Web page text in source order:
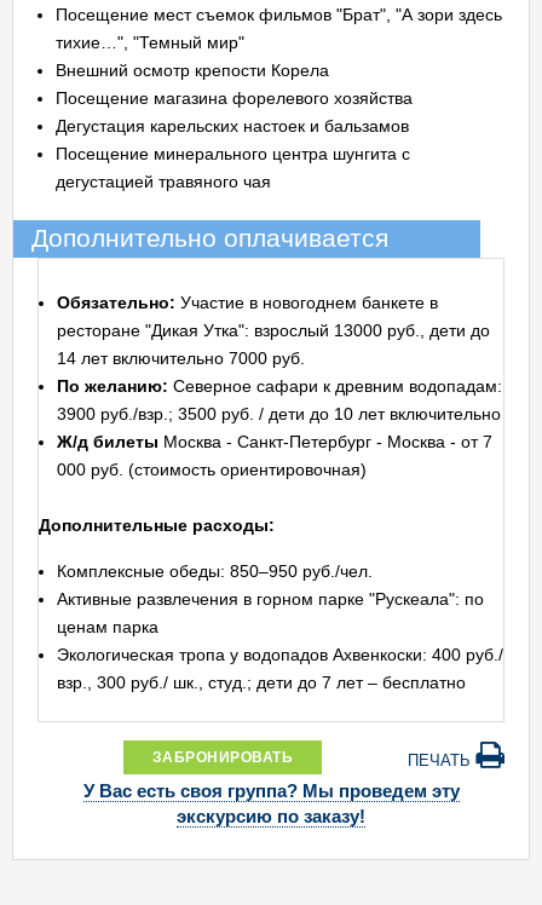
Посещение мест съемок фильмов "Брат", "А зори здесь
тихие…", "Темный мир"
Внешний осмотр крепости Корела
Посещение магазина форелевого хозяйства
Дегустация карельских настоек и бальзамов
Посещение минерального центра шунгита с
дегустацией травяного чая
Дополнительно оплачивается
Обязательно: Участие в новогоднем банкете в
ресторане "Дикая Утка": взрослый 13000 руб., дети до
14 лет включительно 7000 руб.
По желанию: Северное сафари к древним водопадам:
3900 руб./взр.; 3500 руб. / дети до 10 лет включительно
Ж/д билеты Москва - Санкт-Петербург - Москва - от 7
000 руб. (стоимость ориентировочная)
Дополнительные расходы:
Комплексные обеды: 850–950 руб./чел.
Активные развлечения в горном парке "Рускеала": по
ценам парка
Экологическая тропа у водопадов Ахвенкоски: 400 руб./
взр., 300 руб./ шк., студ.; дети до 7 лет – бесплатно
ЗАБРОНИРОВАТЬ ПЕЧАТЬ
У Вас есть своя группа? Мы проведем эту
экскурсию по заказу!